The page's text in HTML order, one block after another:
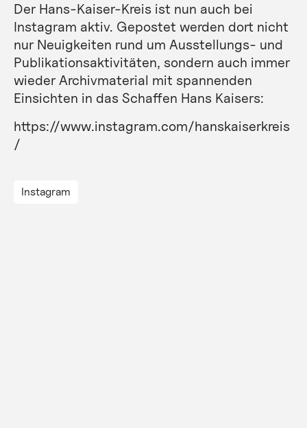
Der Hans-Kaiser-Kreis ist nun auch bei
Instagram aktiv. Gepostet werden dort nicht
nur Neuigkeiten rund um Ausstellungs- und
Publikationsaktivitäten, sondern auch immer
wieder Archivmaterial mit spannenden
Einsichten in das Schaffen Hans Kaisers:
https://www.instagram.com/hanskaiserkreis
/
Instagram